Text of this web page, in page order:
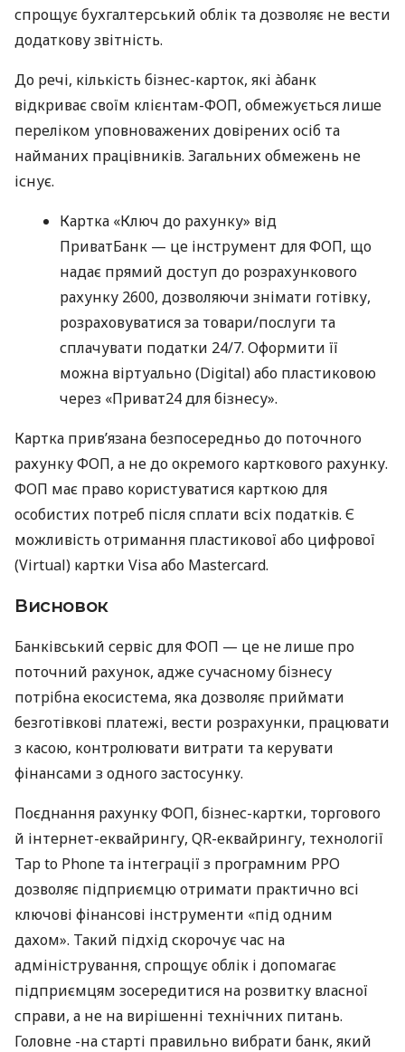
спрощує бухгалтерський облік та дозволяє не вести
додаткову звітність.
До речі, кількість бізнес-карток, які àбанк
відкриває своїм клієнтам-ФОП, обмежується лише
переліком уповноважених довірених осіб та
найманих працівників. Загальних обмежень не
існує.
Картка «Ключ до рахунку» від
ПриватБанк — це інструмент для ФОП, що
надає прямий доступ до розрахункового
рахунку 2600, дозволяючи знімати готівку,
розраховуватися за товари/послуги та
сплачувати податки 24/7. Оформити її
можна віртуально (Digital) або пластиковою
через «Приват24 для бізнесу».
Картка прив’язана безпосередньо до поточного
рахунку ФОП, а не до окремого карткового рахунку.
ФОП має право користуватися карткою для
особистих потреб після сплати всіх податків. Є
можливість отримання пластикової або цифрової
(Virtual) картки Visa або Mastercard.
Висновок
Банківський сервіс для ФОП — це не лише про
поточний рахунок, адже сучасному бізнесу
потрібна екосистема, яка дозволяє приймати
безготівкові платежі, вести розрахунки, працювати
з касою, контролювати витрати та керувати
фінансами з одного застосунку.
Поєднання рахунку ФОП, бізнес-картки, торгового
й інтернет-еквайрингу, QR-еквайрингу, технології
Tap to Phone та інтеграції з програмним РРО
дозволяє підприємцю отримати практично всі
ключові фінансові інструменти «під одним
дахом». Такий підхід скорочує час на
адміністрування, спрощує облік і допомагає
підприємцям зосередитися на розвитку власної
справи, а не на вирішенні технічних питань.
Головне -на старті правильно вибрати банк, який